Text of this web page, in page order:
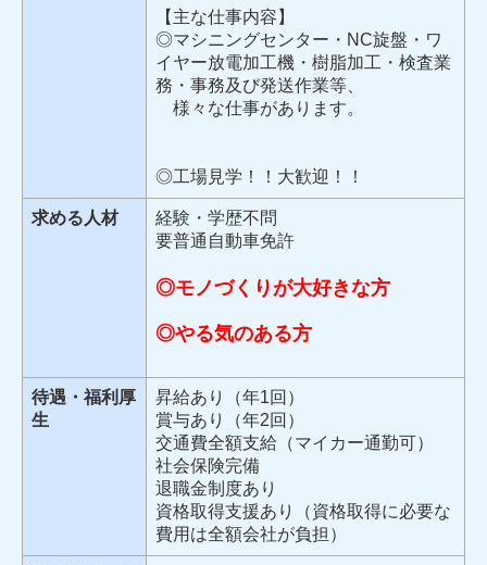
【主な仕事内容】
◎マシニングセンター・NC旋盤・ワ
イヤー放電加工機・樹脂加工・検査業
務・事務及び発送作業等、
様々な仕事があります。
◎工場見学！！大歓迎！！
求める人材
経験・学歴不問
要普通自動車免許
◎モノづくりが大好きな方
◎やる気のある方
待遇・福利厚
生
昇給あり（年1回）
賞与あり（年2回）
交通費全額支給（マイカー通勤可）
社会保険完備
退職金制度あり
資格取得支援あり（資格取得に必要な
費用は全額会社が負担）